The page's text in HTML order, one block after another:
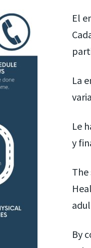
El
La
Le
y
By